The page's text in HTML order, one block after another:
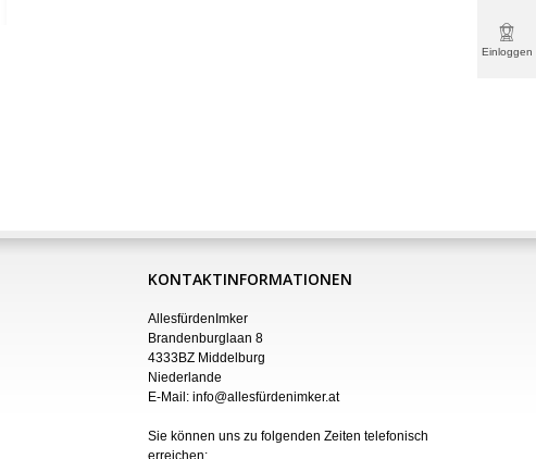
KONTAKTINFORMATIONEN
AllesfürdenImker
Brandenburglaan 8
4333BZ Middelburg
Niederlande
E-Mail: info@allesfürdenimker.at
Sie können uns zu folgenden Zeiten telefonisch
erreichen:
Einloggen